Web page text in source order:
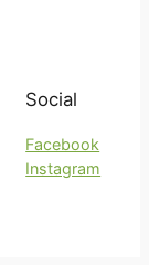
Social
Facebook
Instagram